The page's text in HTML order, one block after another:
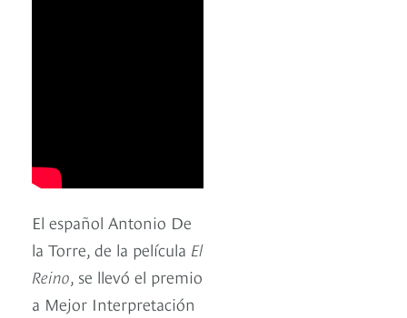
El español Antonio De
la Torre, de la película El
Reino, se llevó el premio
a Mejor Interpretación